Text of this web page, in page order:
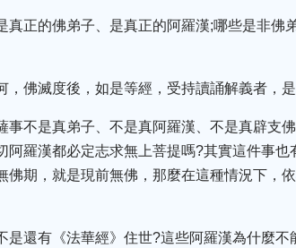
真正的佛弟子、是真正的阿羅漢;哪些是非佛
佛滅度後，如是等經，受持讀誦解義者，是
事不是真弟子、不是真阿羅漢、不是真辟支
阿羅漢都必定志求無上菩提嗎?其實這件事
佛期，就是現前無佛，那麼在這種情況下，
是還有《法華經》住世?這些阿羅漢為什麼